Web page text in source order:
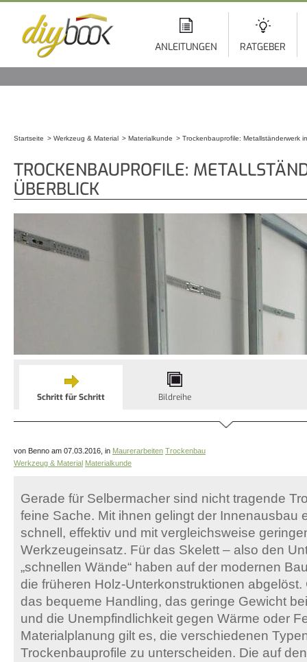
ANLEITUNGEN RATGEBER
Startseite Werkzeug & Material Materialkunde Trockenbauprofile: Metallständerwerk
TROCKENBAUPROFILE:
ÜBERBLICK
Schritt für Schritt Bildreihe
von Benno am 07.03.2016, in Maurerarbeiten Trockenbau
Werkzeug & Material Materialkunde
Gerade für Selbermacher sind nicht tragende
feine Sache. Mit ihnen gelingt der Innenausbau
schnell, effektiv und mit vergleichsweise
Werkzeugeinsatz. Für das Skelett – also den
„schnellen Wände“ haben auf der modernen
die früheren Holz-Unterkonstruktionen abgelöst.
das bequeme Handling, das geringe Gewicht
und die Unempfindlichkeit gegen Wärme oder
Materialplanung gilt es, die verschiedenen
Trockenbauprofile zu unterscheiden. Die auf